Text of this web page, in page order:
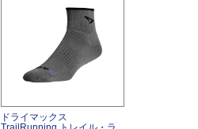
ドライマックス